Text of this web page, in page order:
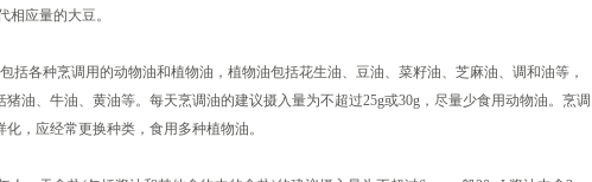
相应量的大豆。
各种烹调用的动物油和植物油，植物油包括花生油、豆油、菜籽油、芝麻油、调和油等，
猪油、牛油、黄油等。每天烹调油的建议摄入量为不超过25g或30g，尽量少食用动物油。烹调
化，应经常更换种类，食用多种植物油。